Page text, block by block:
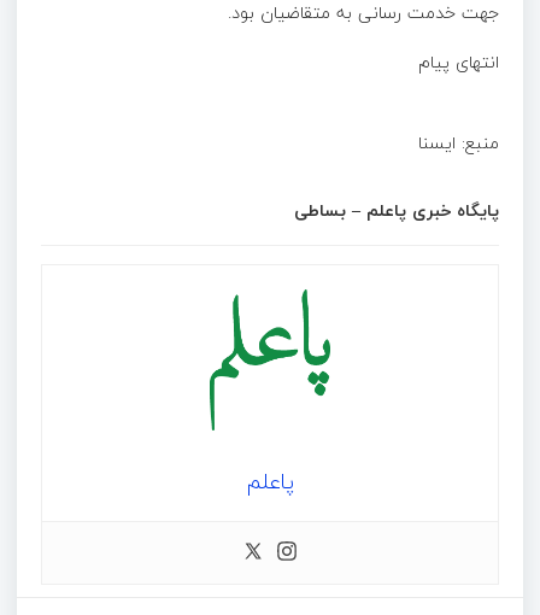
جهت خدمت رسانی به متقاضیان بود.
انتهای پیام
منبع: ا‌یسنا
پایگاه خبری پاعلم – بساطی
پاعلم